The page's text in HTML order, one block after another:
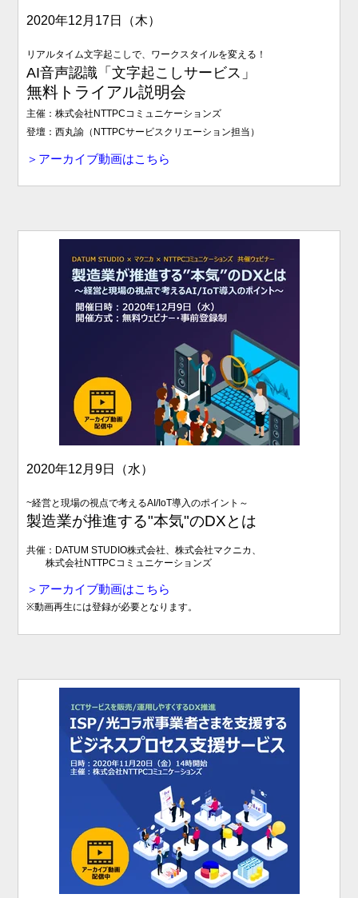
2020年12月17日（木）
リアルタイム文字起こしで、ワークスタイルを変える！
AI音声認識「文字起こしサービス」
無料トライアル説明会
主催：株式会社NTTPCコミュニケーションズ
登壇：西丸諭（NTTPCサービスクリエーション担当）
＞アーカイブ動画はこちら
2020年12月9日（水）
~経営と現場の視点で考えるAI/IoT導入のポイント ～
製造業が推進する"本気"のDXとは
共催：DATUM STUDIO株式会社、株式会社マクニカ、
株式会社NTTPCコミュニケーションズ
＞アーカイブ動画はこちら
※動画再生には登録が必要となります。